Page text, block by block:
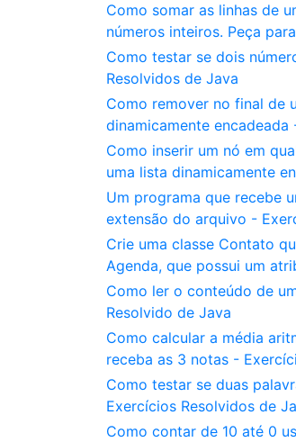
Como somar as linhas de
números inteiros. Peça
Como testar se dois
Resolvidos de Java
Como remover no final de
dinamicamente
Como inserir um nó em
uma lista dinamicamente
Um programa que recebe
extensão do arquivo -
Crie uma classe Contato
Agenda, que possui um
Como ler o conteúdo de
Resolvido de Java
Como calcular a média
receba as 3 notas -
Como testar se duas
Exercícios Resolvidos de
Como contar de 10 até 0